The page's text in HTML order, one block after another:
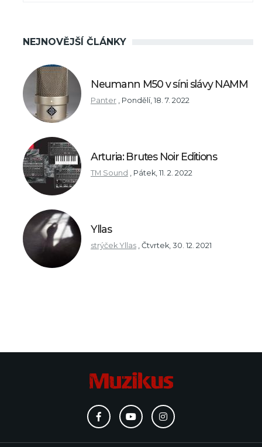
NEJNOVĚJŠÍ ČLÁNKY
Neumann M50 v síni slávy NAMM
Panter Pondělí, 18. 7. 2022
Arturia: Brutes Noir Editions
TM Sound Pátek, 11. 2. 2022
Yllas
strýček Yllas Čtvrtek, 30. 12. 2021